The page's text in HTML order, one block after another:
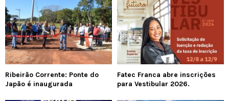
Ribeirão Corrente: Ponte do
Japão é inaugurada
Fatec Franca abre inscrições
para Vestibular 2026.